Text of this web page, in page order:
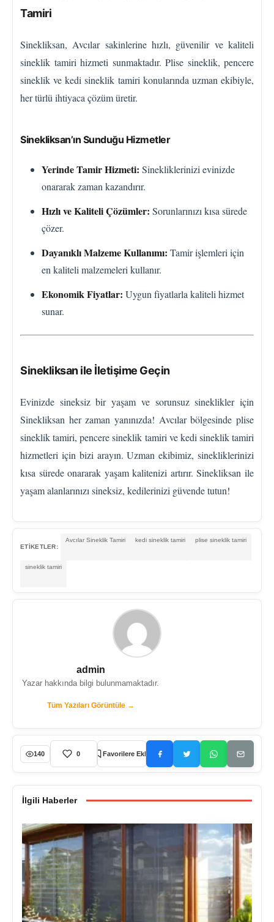
Tamiri
Sinekliksan, Avcılar sakinlerine hızlı, güvenilir ve kaliteli
sineklik tamiri hizmeti sunmaktadır. Plise sineklik, pencere
sineklik ve kedi sineklik tamiri konularında uzman ekibiyle,
her türlü ihtiyaca çözüm üretir.
Sinekliksan’ın Sunduğu Hizmetler
Yerinde Tamir Hizmeti: Sinekliklerinizi evinizde
onararak zaman kazandırır.
Hızlı ve Kaliteli Çözümler: Sorunlarınızı kısa sürede
çözer.
Dayanıklı Malzeme Kullanımı: Tamir işlemleri için
en kaliteli malzemeleri kullanır.
Ekonomik Fiyatlar: Uygun fiyatlarla kaliteli hizmet
sunar.
Sinekliksan ile İletişime Geçin
Evinizde sineksiz bir yaşam ve sorunsuz sineklikler için
Sinekliksan her zaman yanınızda! Avcılar bölgesinde plise
sineklik tamiri, pencere sineklik tamiri ve kedi sineklik tamiri
hizmetleri için bizi arayın. Uzman ekibimiz, sinekliklerinizi
kısa sürede onararak yaşam kalitenizi artırır. Sinekliksan ile
yaşam alanlarınızı sineksiz, kedilerinizi güvende tutun!
ETİKETLER:
Avcılar Sineklik Tamiri kedi sineklik tamiri plise sineklik tamiri
sineklik tamiri
admin
Yazar hakkında bilgi bulunmamaktadır.
Tüm Yazıları Görüntüle →
140 0 Favorilere Ekle
İlgili Haberler